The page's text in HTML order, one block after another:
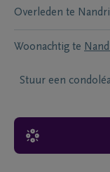
Overleden te
Woonachtig te
Stuur een